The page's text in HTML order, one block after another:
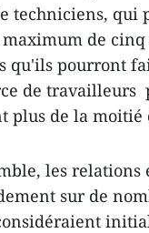
techniciens, qui
de cinq
qu'ils pourront
de travailleurs
plus de la moitié
les
sur de